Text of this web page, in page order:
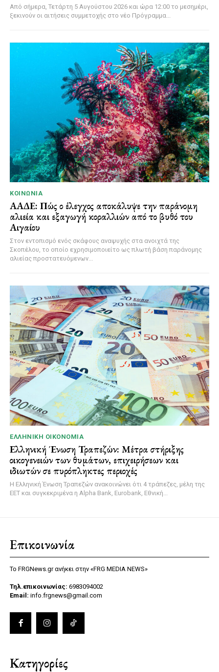
Από σήμερα, Τετάρτη 5 Αυγούστου 2026 και ώρα 12:00 το μεσημέρι,
ξεκινούν οι αιτήσεις συμμετοχής στο νέο Πρόγραμμα...
ΚΟΙΝΩΝΊΑ
ΑΑΔΕ: Πώς ο έλεγχος αποκάλυψε την παράνομη
αλιεία και εξαγωγή κοραλλιών από το βυθό του
Αιγαίου
Στον εντοπισμό ενός σκάφους αναψυχής στα ανοιχτά της
Σκοπέλου, το οποίο εχρησιμοποιείτο ως πλωτή βάση παράνομης
αλιείας προστατευόμενων...
ΕΛΛΗΝΙΚΉ ΟΙΚΟΝΟΜΊΑ
Ελληνική Ένωση Τραπεζών: Μέτρα στήριξης
οικογενειών των θυμάτων, επιχειρήσεων και
ιδιωτών σε πυρόπληκτες περιοχές
Η Ελληνική Ένωση Τραπεζών ανακοινώνει ότι 4 τράπεζες, μέλη της
ΕΕΤ και συγκεκριμένα η Alpha Bank, Eurobank, Εθνική...
Επικοινωνία
Το FRGNews.gr ανήκει στην «FRG MEDIA NEWS»
Τηλ.επικοινωνίας: 6983094002
Email: info.frgnews@gmail.com
Κατηγορίες